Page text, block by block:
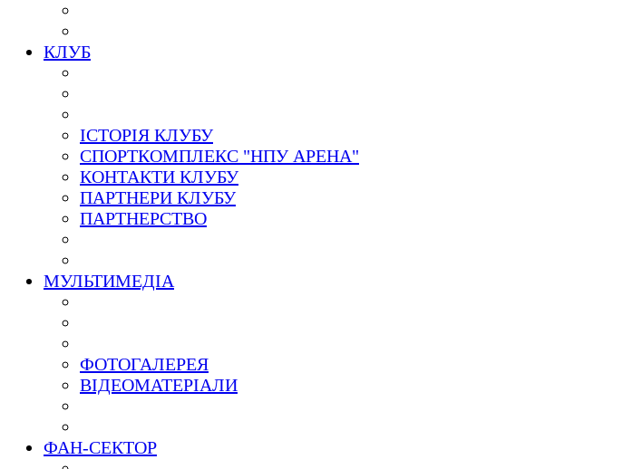
КЛУБ
ІСТОРІЯ КЛУБУ
СПОРТКОМПЛЕКС "НПУ АРЕНА"
КОНТАКТИ КЛУБУ
ПАРТНЕРИ КЛУБУ
ПАРТНЕРСТВО
МУЛЬТИМЕДІА
ФОТОГАЛЕРЕЯ
ВІДЕОМАТЕРІАЛИ
ФАН-СЕКТОР